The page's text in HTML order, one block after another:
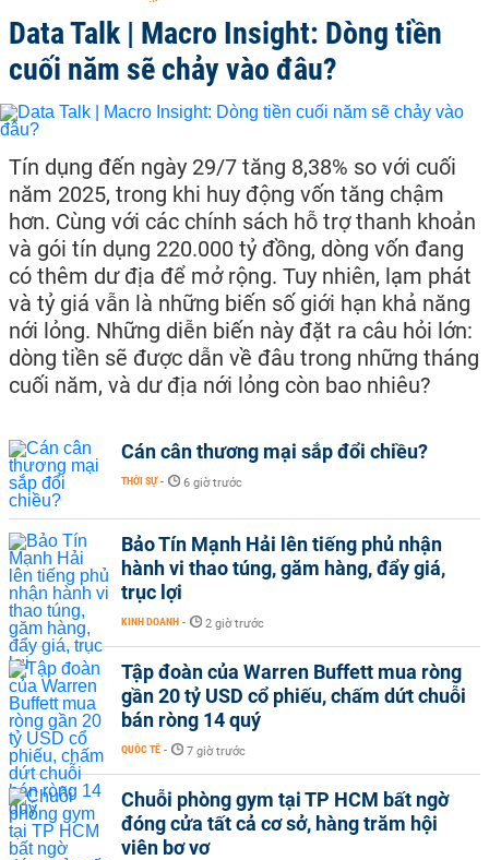
Data Talk | Macro Insight: Dòng tiền
cuối năm sẽ chảy vào đâu?
Tín dụng đến ngày 29/7 tăng 8,38% so với cuối
năm 2025, trong khi huy động vốn tăng chậm
hơn. Cùng với các chính sách hỗ trợ thanh khoản
và gói tín dụng 220.000 tỷ đồng, dòng vốn đang
có thêm dư địa để mở rộng. Tuy nhiên, lạm phát
và tỷ giá vẫn là những biến số giới hạn khả năng
nới lỏng. Những diễn biến này đặt ra câu hỏi lớn:
dòng tiền sẽ được dẫn về đâu trong những tháng
cuối năm, và dư địa nới lỏng còn bao nhiêu?
Cán cân thương mại sắp đổi chiều?
THỜI SỰ - 6 giờ trước
Bảo Tín Mạnh Hải lên tiếng phủ nhận
hành vi thao túng, găm hàng, đẩy giá,
trục lợi
KINH DOANH - 2 giờ trước
Tập đoàn của Warren Buffett mua ròng
gần 20 tỷ USD cổ phiếu, chấm dứt chuỗi
bán ròng 14 quý
QUỐC TẾ - 7 giờ trước
Chuỗi phòng gym tại TP HCM bất ngờ
đóng cửa tất cả cơ sở, hàng trăm hội
viên bơ vơ